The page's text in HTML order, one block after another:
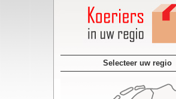
Selecteer uw regio